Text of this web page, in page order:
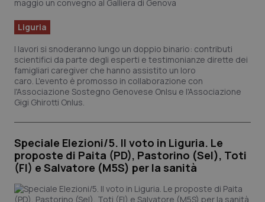
Liguria
I lavori si snoderanno lungo un doppio binario: contributi
scientifici da parte degli esperti e testimonianze dirette dei
famigliari caregiver che hanno assistito un loro
caro. L'evento è promosso in collaborazione con
l'Associazione Sostegno Genovese Onlsu e l'Associazione
Gigi Ghirotti Onlus.
Speciale Elezioni/5. Il voto in Liguria. Le
proposte di Paita (PD), Pastorino (Sel), Toti
(FI) e Salvatore (M5S) per la sanità
CookieScriptConsent
CookieScript
www.quotidianosanita.it